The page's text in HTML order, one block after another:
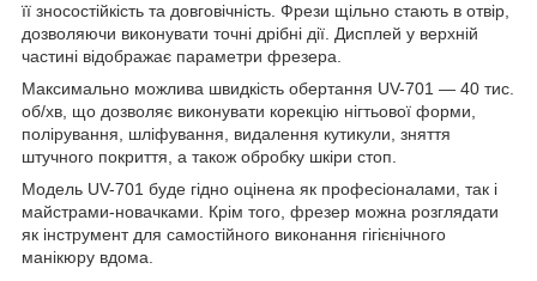
її зносостійкість та довговічність. Фрези щільно стають в отвір,
дозволяючи виконувати точні дрібні дії. Дисплей у верхній
частині відображає параметри фрезера.
Максимально можлива швидкість обертання UV-701 — 40 тис.
об/хв, що дозволяє виконувати корекцію нігтьової форми,
полірування, шліфування, видалення кутикули, зняття
штучного покриття, а також обробку шкіри стоп.
Модель UV-701 буде гідно оцінена як професіоналами, так і
майстрами-новачками. Крім того, фрезер можна розглядати
як інструмент для самостійного виконання гігієнічного
манікюру вдома.